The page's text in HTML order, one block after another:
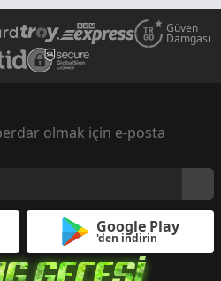
Güven
Damgası
olmak için e-posta
Google Play
'den indirin